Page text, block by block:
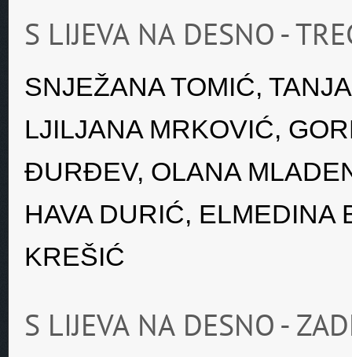
S LIJEVA NA DESNO -
SNJEŽANA TOMIĆ,
LJILJANA MRKOVIĆ,
ĐURĐEV, OLANA
HAVA DURIĆ, ELMEDINA
KREŠIĆ
S LIJEVA NA DESNO -